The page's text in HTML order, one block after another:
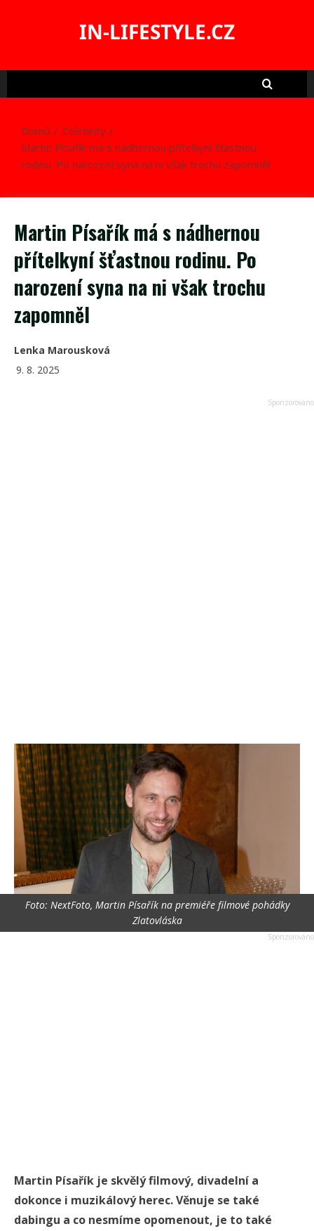
IN-LIFESTYLE.CZ
Domů
Celebrity
Martin Písařík má s nádhernou přítelkyní šťastnou
rodinu. Po narození syna na ni však trochu zapomněl
Martin Písařík má s nádhernou
přítelkyní šťastnou rodinu. Po
narození syna na ni však trochu
zapomněl
Lenka Marousková
9. 8. 2025
Foto: NextFoto, Martin Písařík na premiéře filmové pohádky
Zlatovláska
Martin Písařík je skvělý filmový, divadelní a
dokonce i muzikálový herec. Věnuje se také
dabingu a co nesmíme opomenout, je to také